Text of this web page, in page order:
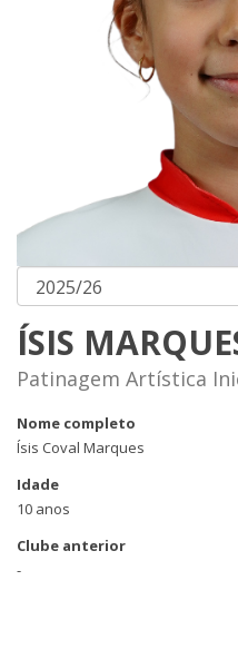
ÍSIS
Patinagem Artística
Nome completo
Ísis Coval Marques
Idade
10 anos
Clube anterior
-